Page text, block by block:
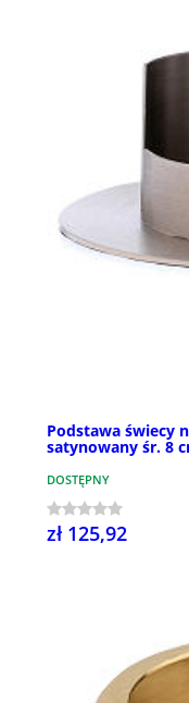
Podstawa świecy
satynowany śr. 8
DOSTĘPNY
zł 125,92